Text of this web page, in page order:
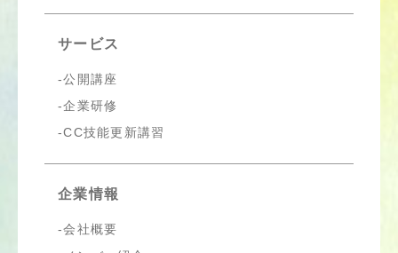
サービス
公開講座
企業研修
CC技能更新講習
企業情報
会社概要